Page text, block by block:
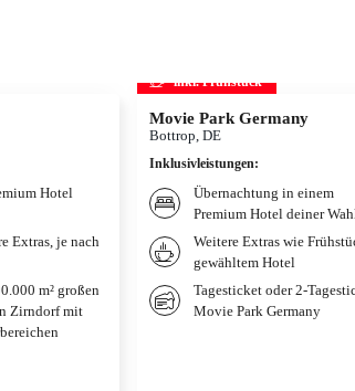
Hotel
Extras, je nach
m² großen
Zirndorf mit
inkl. Frühstück
Movie Park Germany
Bottrop, DE
Inklusivleistungen:
Übernachtung in einem
Premium Hotel deiner
Weitere Extras wie
gewähltem Hotel
Tagesticket oder 2-
Movie Park Germany